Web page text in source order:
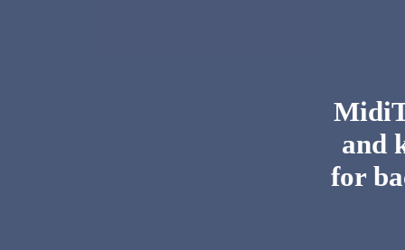
and
for